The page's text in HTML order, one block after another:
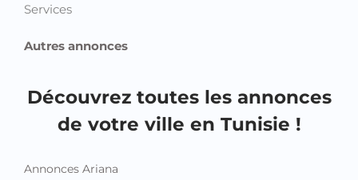
Services
Autres annonces
Découvrez toutes les annonces
de votre ville en Tunisie !
Annonces Ariana